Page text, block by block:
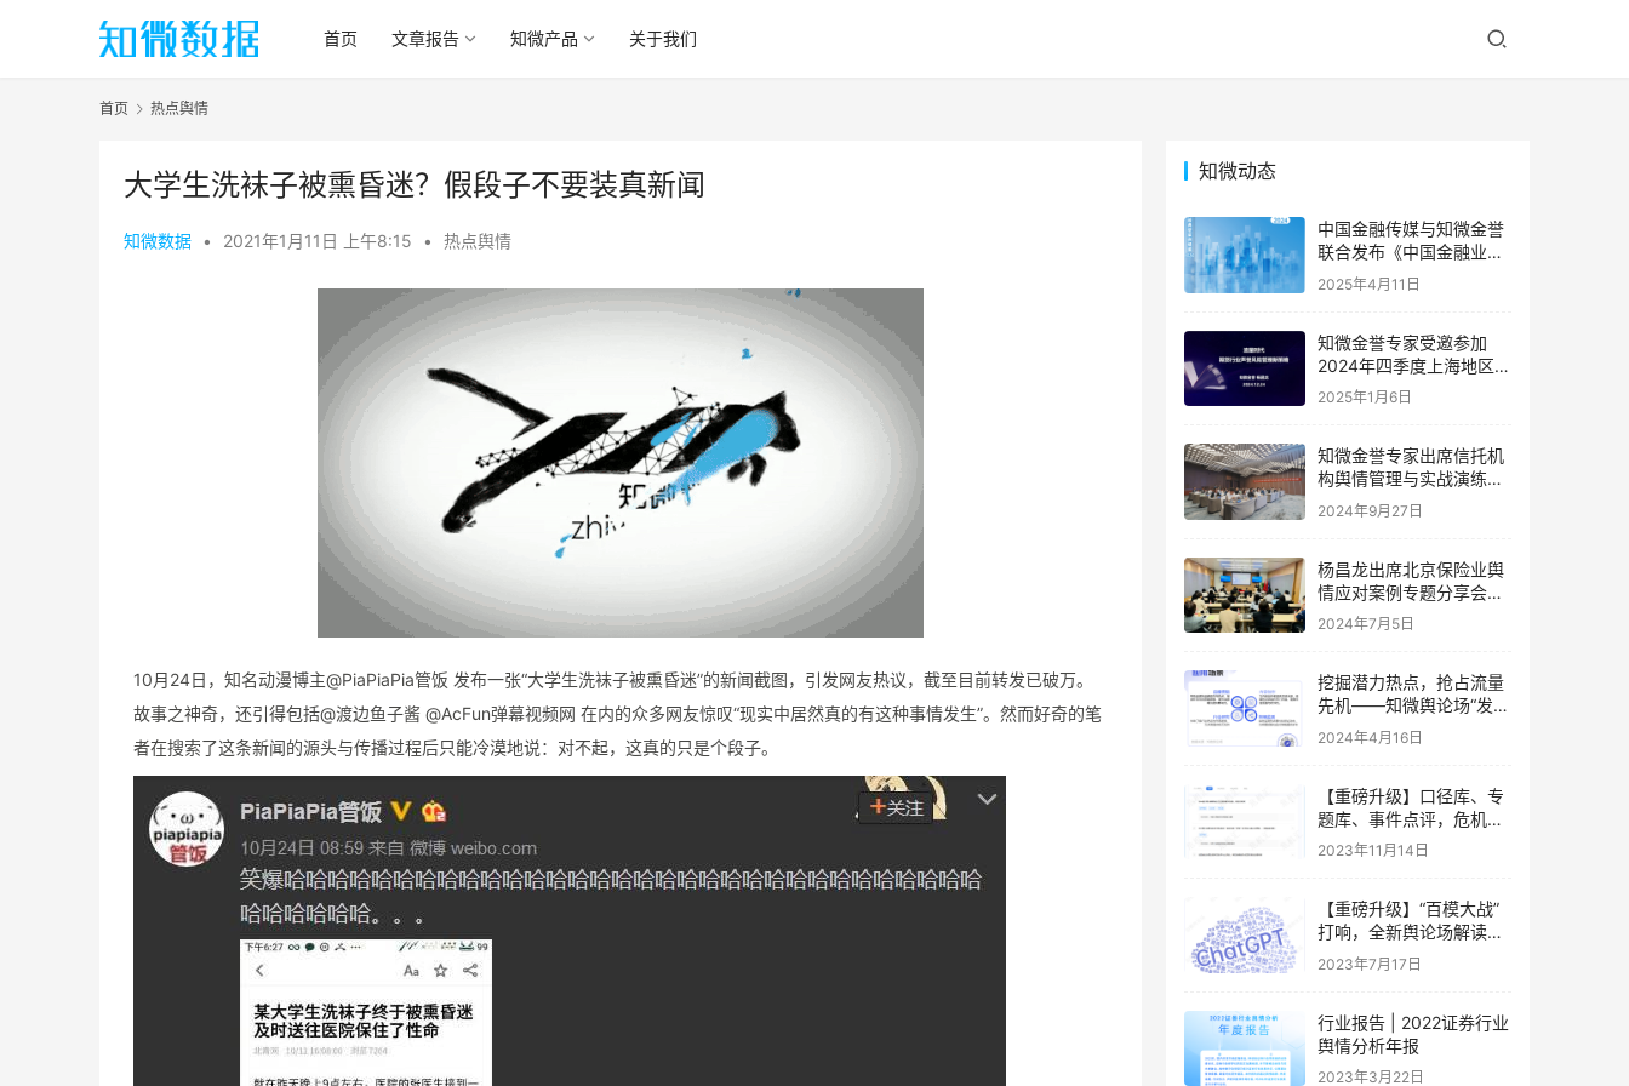
首页 文章报告 知微产品 关于我们
首页 热点舆情
大学生洗袜子被熏昏迷？假段子不要装真新闻
知微数据 • 2021年1月11日 上午8:15 • 热点舆情
10月24日，知名动漫博主@PiaPiaPia管饭 发布一张“大学生洗袜子被熏昏迷”的新闻截图，引发网友热议，截至目前转发已破万。
故事之神奇，还引得包括@渡边鱼子酱 @AcFun弹幕视频网 在内的众多网友惊叹“现实中居然真的有这种事情发生”。然而好奇的笔
者在搜索了这条新闻的源头与传播过程后只能冷漠地说：对不起，这真的只是个段子。
知微动态
中国金融传媒与知微金誉
联合发布《中国金融业声
誉风险典型案例精编
（2024）》，深度解码年
2025年4月11日
知微金誉专家受邀参加
2024年四季度上海地区期
货公司首席风险官联席会
2025年1月6日
知微金誉专家出席信托机
构舆情管理与实战演练高
级研修班 | 专家动态
2024年9月27日
杨昌龙出席北京保险业舆
情应对案例专题分享会并
做专题分享
2024年7月5日
挖掘潜力热点，抢占流量
先机——知微舆论场“发现
热点”全新上线
2024年4月16日
【重磅升级】口径库、专
题库、事件点评，危机洞
察的新方式来了
2023年11月14日
【重磅升级】“百模大战”
打响，全新舆论场解读AI
大模型热潮
2023年7月17日
行业报告 | 2022证券行业
舆情分析年报
2023年3月22日